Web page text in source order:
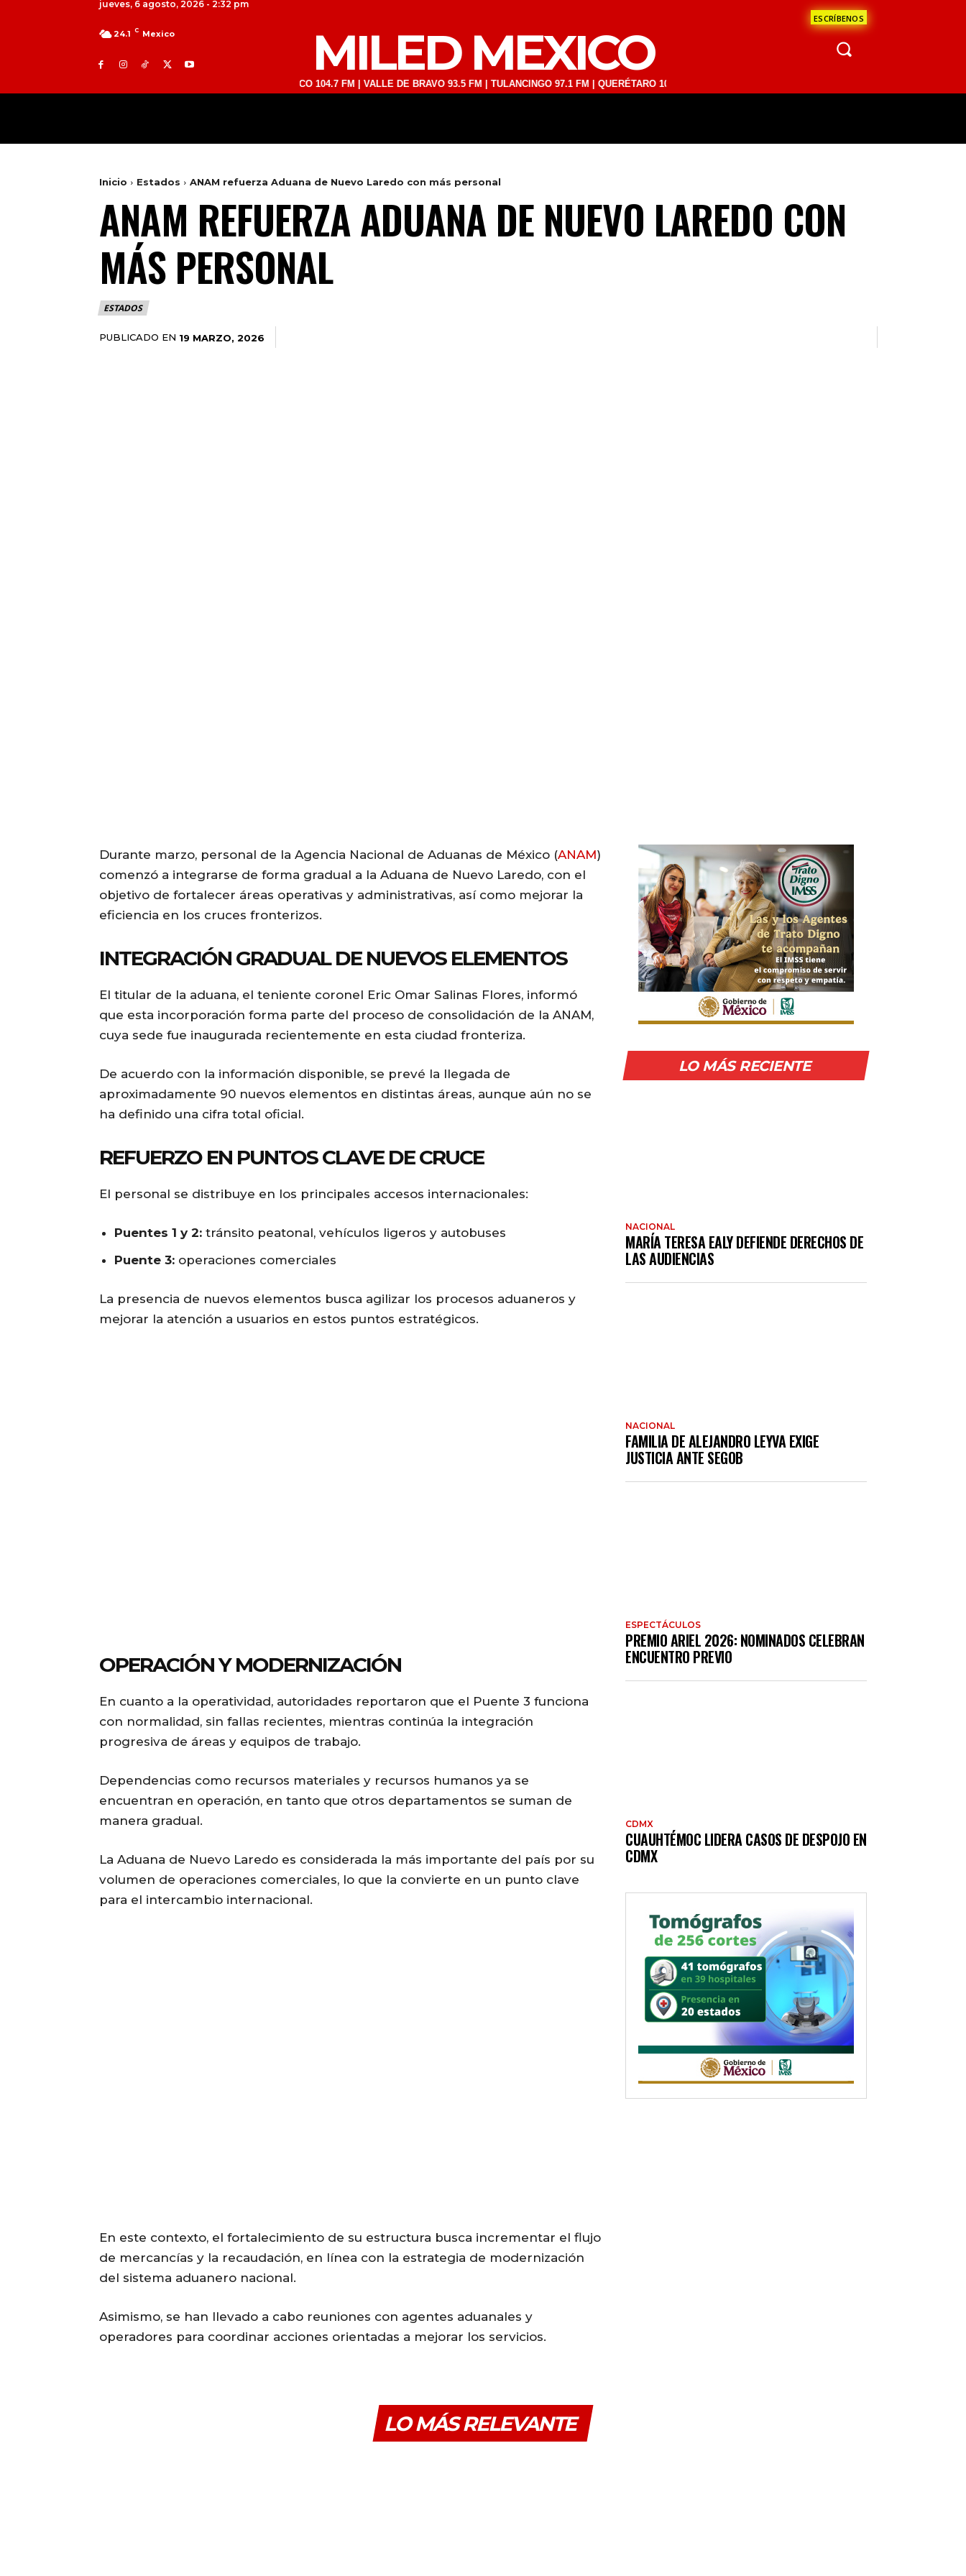
jueves, 6 agosto, 2026 - 2:32 pm
ESCRÍBENOS
24.1 C Mexico MILED MEXICO
TOLUCA 98.9 FM | ATLACOMULCO 104.7 FM | VALLE DE BRAVO 93.5 FM | TULANCINGO 97.1 FM | QUERÉTARO 103.1 FM | SAN JUAN DEL RÍO 93.1 FM | GUADALAJARA 1510 AM | LA
Inicio Estados ANAM refuerza Aduana de Nuevo Laredo con más personal
ANAM REFUERZA ADUANA DE NUEVO LAREDO CON
MÁS PERSONAL
ESTADOS
PUBLICADO EN 19 MARZO, 2026
Durante marzo, personal de la Agencia Nacional de Aduanas de México (ANAM)
comenzó a integrarse de forma gradual a la Aduana de Nuevo Laredo, con el
objetivo de fortalecer áreas operativas y administrativas, así como mejorar la
eficiencia en los cruces fronterizos.
INTEGRACIÓN GRADUAL DE NUEVOS ELEMENTOS
El titular de la aduana, el teniente coronel Eric Omar Salinas Flores, informó
que esta incorporación forma parte del proceso de consolidación de la ANAM,
cuya sede fue inaugurada recientemente en esta ciudad fronteriza.
De acuerdo con la información disponible, se prevé la llegada de
aproximadamente 90 nuevos elementos en distintas áreas, aunque aún no se
ha definido una cifra total oficial.
REFUERZO EN PUNTOS CLAVE DE CRUCE
El personal se distribuye en los principales accesos internacionales:
Puentes 1 y 2: tránsito peatonal, vehículos ligeros y autobuses
Puente 3: operaciones comerciales
La presencia de nuevos elementos busca agilizar los procesos aduaneros y
mejorar la atención a usuarios en estos puntos estratégicos.
OPERACIÓN Y MODERNIZACIÓN
En cuanto a la operatividad, autoridades reportaron que el Puente 3 funciona
con normalidad, sin fallas recientes, mientras continúa la integración
progresiva de áreas y equipos de trabajo.
Dependencias como recursos materiales y recursos humanos ya se
encuentran en operación, en tanto que otros departamentos se suman de
manera gradual.
La Aduana de Nuevo Laredo es considerada la más importante del país por su
volumen de operaciones comerciales, lo que la convierte en un punto clave
para el intercambio internacional.
En este contexto, el fortalecimiento de su estructura busca incrementar el flujo
de mercancías y la recaudación, en línea con la estrategia de modernización
del sistema aduanero nacional.
Asimismo, se han llevado a cabo reuniones con agentes aduanales y
operadores para coordinar acciones orientadas a mejorar los servicios.
LO MÁS RECIENTE
NACIONAL
MARÍA TERESA EALY DEFIENDE DERECHOS DE
LAS AUDIENCIAS
NACIONAL
FAMILIA DE ALEJANDRO LEYVA EXIGE
JUSTICIA ANTE SEGOB
ESPECTÁCULOS
PREMIO ARIEL 2026: NOMINADOS CELEBRAN
ENCUENTRO PREVIO
CDMX
CUAUHTÉMOC LIDERA CASOS DE DESPOJO EN
CDMX
LO MÁS RELEVANTE